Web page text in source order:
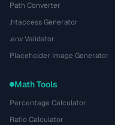
Path Converter
.htaccess Generator
.env Validator
Placeholder Image Generator
Math Tools
Percentage Calculator
Ratio Calculator